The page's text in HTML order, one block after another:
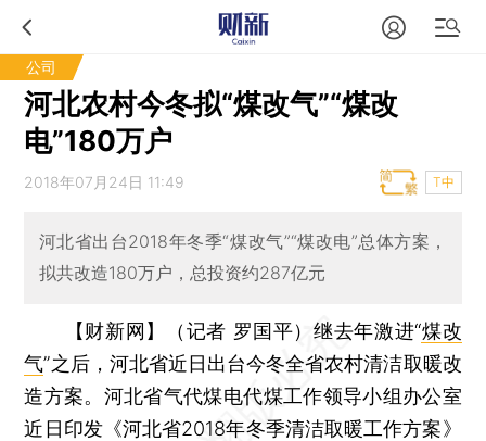
公司
河北农村今冬拟“煤改气”“煤改
电”180万户
2018年07月24日 11:49 T中
河北省出台2018年冬季“煤改气”“煤改电”总体方案，
拟共改造180万户，总投资约287亿元
【财新网】（记者 罗国平）继去年激进“煤改
气”之后，河北省近日出台今冬全省农村清洁取暖改
造方案。河北省气代煤电代煤工作领导小组办公室
近日印发《河北省2018年冬季清洁取暖工作方案》